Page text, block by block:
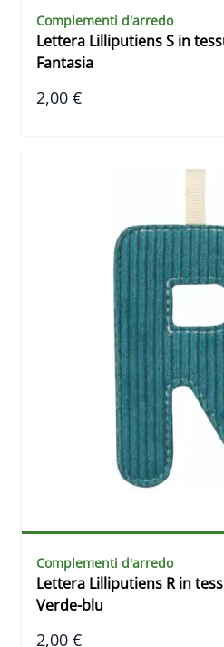
Complementi d'arredo
Lettera Lilliputiens S in
Fantasia
2,00 €
Complementi d'arredo
Lettera Lilliputiens R in
Verde-blu
2,00 €